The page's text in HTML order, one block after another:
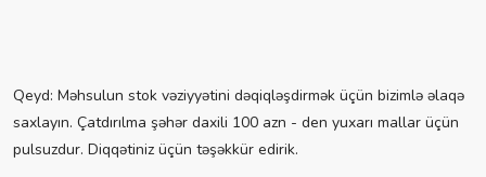
Qeyd: Məhsulun stok vəziyyətini dəqiqləşdirmək üçün bizimlə əlaqə
saxlayın. Çatdırılma şəhər daxili 100 azn - den yuxarı mallar üçün
pulsuzdur. Diqqətiniz üçün təşəkkür edirik.